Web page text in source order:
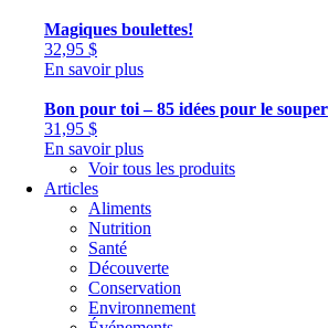
Magiques boulettes!
32,95 $
En savoir plus
Bon pour toi – 85 idées pour le souper
31,95 $
En savoir plus
Voir tous les produits
Articles
Aliments
Nutrition
Santé
Découverte
Conservation
Environnement